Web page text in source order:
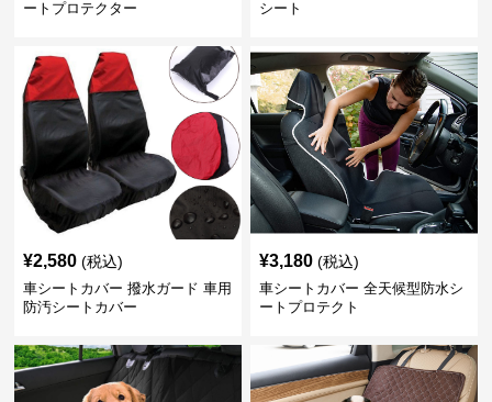
ートプロテクター
シート
¥2,580 (税込)
車シートカバー 撥水ガード 車用
防汚シートカバー
¥3,180 (税込)
車シートカバー 全天候型防水シ
ートプロテクト